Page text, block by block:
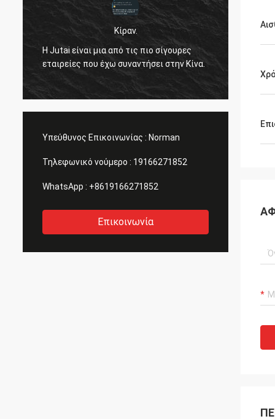
Κίραν.
Η Jutai είναι μια από τις πιο σίγουρες
εταιρείες που έχω συναντήσει στην Κίνα.
θα
Υπεύθυνος Επικοινωνίας : Norman
Τηλεφωνικό νούμερο : 19166271852
WhatsApp : +8619166271852
Επικοινωνία